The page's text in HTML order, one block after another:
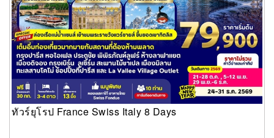
ทัวร์ยุโรป France Swiss Italy 8 Days